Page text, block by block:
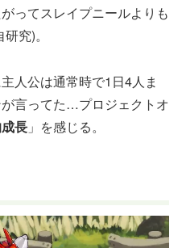
ってスレイプニールよりも
究)。
人公は通常時で1日4人ま
言ってた…プロジェクトオ
長 」を感じる。